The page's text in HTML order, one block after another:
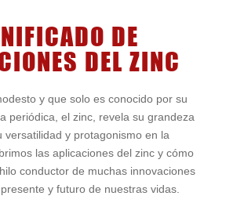
DE
DEL ZINC
y que solo es conocido por su
periódica, el zinc, revela su grandeza
versatilidad y protagonismo en la
las aplicaciones del zinc y cómo
conductor de muchas innovaciones
y futuro de nuestras vidas.